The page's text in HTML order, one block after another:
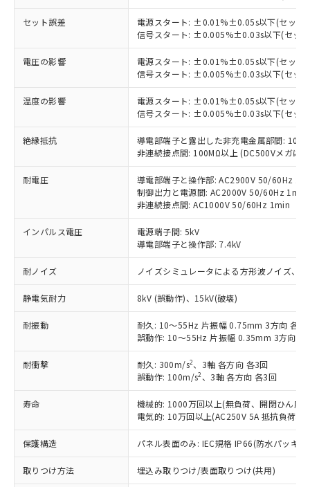
セット誤差
電源スタート: ±0.01%±0.05s以下(セット
信号スタート: ±0.005%±0.03s以下(セッ
電圧の影響
電源スタート: ±0.01%±0.05s以下(セット
信号スタート: ±0.005%±0.03s以下(セッ
温度の影響
電源スタート: ±0.01%±0.05s以下(セット
信号スタート: ±0.005%±0.03s以下(セッ
絶縁抵抗
導電部端子と露出した非充電金属部間:
非連続接点間: 100MΩ以上 (DC500Vメガに
耐電圧
導電部端子と操作部: AC2900V 50/60Hz
制御出力と電源間: AC2000V 50/60Hz 1min
非連続接点間: AC1000V 50/60Hz 1min
インパルス電圧
電源端子間: 5kV
導電部端子と操作部: 7.4kV
耐ノイズ ノイズシミュレータによる方形波ノイズ、
静電気耐力 8kV (誤動作)、15kV(破壊)
耐振動
耐久: 10～55Hz 片振幅 0.75mm 3方向 各2h
誤動作: 10～55Hz 片振幅 0.35mm 3方向
耐衝撃 耐久: 300m/s2、3軸 各方向 各3回
誤動作: 100m/s2 、3軸 各方向 各3回
寿命
機械的: 1000万回以上(無負荷、開閉ひん
電気的: 10万回以上(AC250V 5A 抵抗負荷
保護構造 パネル表面のみ: IEC規格 IP66(防水パッキ
取りつけ方法 埋込み取りつけ/表面取りつけ(共用)
以下の条件をお読みいただき、同意のうえ
ご利用ください。
本サービスは、当社制御機器事業取扱
商品の当社在庫状況および標準価格
(税抜)を提供させていただくもので
当社制御機器事業取扱商品の中には、
本サービスの対象外となる商品もある
ことをご了承ください。
記載している更新日時点での社内デー
タに基づき作成されるものであり、閲
覧された時点での実際の在庫および標
準価格とは異なる場合があることをご
了承ください。
正式な納期状況および標準価格はお客
様のお取引先、またはお客様担当のオ
ムロン制御機器販売店・当社販売員に
ご相談ください。
販売ネットワーク
」をご確認
在庫状況および標準価格結果を当社の
事前の承諾なく第三者に漏洩または開
示しないようお願いします。
マイパーツ機能（部品リスト作成サー
ビス）をご利用いただくには、I-Web
メンバーズにご登録されている必要が
登録された部品リストについて、当社
対応予定なし：EU RoHS指令（10物質）の
非含有に非対応の商品で、対応品を出す予
定はありません。
調査・確認中：EU RoHS指令（10物質）の
非含有の対応状況を調査中または確認中の
非該当品：ライセンス料など無形物で、有
害物質有無と関係のない商品です。
仕入先様の事情により、非含有部品として
いたものが、含有品と判明した場合などや
むを得ず変更することがあります。
*EU RoHS指令（10物質）：
鉛(Pb) 1000ppm以下、 水銀(Hg) 1000ppm以下、 カド
類(PBB) 1000ppm以下、ポリ臭化ジフェニルエーテル類
(PBDE) 1000ppm以下、フタル酸ビス(2-エチルヘキシ
ル) (DEHP)(別名：DOP) 1000ppm以下、フタル酸ブチ
ルベンジル（BBP） 1000ppm以下、フタル酸ジブチル
（DBP） 1000ppm以下、フタル酸ジイソブチル
(DIBP) 1000ppm以下
但し、RoHS指令で産業用監視および制御機器に対する
図的な使用がないことを確認しています。
部品在庫の切り替え状況などにより、予定
月が前後することがあります。
※3 非含有証明書ダウンロード
※1 中国RoHS○×表
「○」：最大均質材料含有率が中国RoHSの
基準値以下であることを示します。
「×」：最大均質材料含有率が中国RoHSの
基準値を超えていることを示します。
「－」：未確認です。当社販売部門へお問
い合わせください。
*中国RoHS10物質の基準値 (GB/T26572)：
Pb(鉛) :1000ppm、 Hg(水銀) : 1000ppm、 Cd(カドミウ
ム) : 100ppm、
Cr(Ⅵ)(六価クロム) : 1000ppm、 PBBs(ポリ臭化ビフェ
ニル類) : 1000ppm、 PBDEs(ポリ臭化ジフェニルエーテ
DBP(フタル酸ジブチル) : 1000ppm、 DIBP(フタル酸ジ
イソブチル) : 1000ppm、 BBP(フタル酸ブチルベンジ
DEHP(フタル酸ビス(2-エチルヘキシル)) : 1000ppm
※2 環境保護使用期限
「ｅ」：有害物質（10物質）のすべてが基
準値以下であることを示します。
「10」：通常の使用状況下において有害物
質が外部に漏えいし、環境に深刻な影響を
及ぼさない年数を意味します。
「－」：未確認です。当社販売部門へお問
い合わせください。
当社は、これら貴社製品のうち、外国
為替および外国貿易法に定める商品
（以下｢規制貨物等」という）を輸出
または国外への提供する場合は、日本
国政府の輸出許可(または役務取引許
可)を取得するなどの必要な手続きを
とります。
当社は規制貨物を破棄する場合は、完
全に破砕するなど、違法に輸出されな
いよう必要な手段を講じます。
当社は貴社製品を、核兵器、ミサイ
ル、化学兵器、生物兵器またはその他
武器並びにこれらの製造装置等に一切
使用いたしません。
当社は、貴社製品を第三者に販売する
場合は、上記1、2および3の内容を当
該第三者に通知します。また当社は、
販売先および販売に係わる関係者が違
法に輸出するおそれがある場合は、取
り引きをいたしません。
一定数以上の在庫あり
一定数には満たないが在庫あり
在庫なし(最新の在庫状況につ
いては、お客様のお取引先、ま
たはお客様担当のオムロン制御
機器販売店・当社販売員にご確
認ください)
受注生産機種、また在庫状況の
情報を公開していない機種